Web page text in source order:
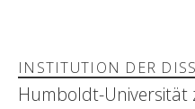
INSTITUTION DER
Humboldt-Universität